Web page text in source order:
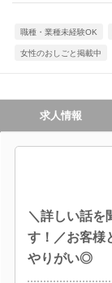
職種・業種未経験OK
女性のおしごと掲載中
求人情報
＼詳しい話を
す！／お客様
やりがい◎